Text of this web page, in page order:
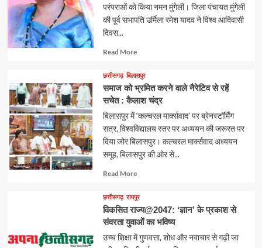
परंपराओं को किया नमन मुंगेली। जिला पंचायत मुंगेली
की पूर्व सभापति उर्मिला रमेश यादव ने विश्व आदिवासी
दिवस...
Read MoreRead
about
छत्तीसगढ़ बिलासपुर
समाज को भ्रमित करने वाले नैरेटिव से रहें
सचेत : कैलाश चंद्र
बिलासपुर में ‘कल्चरल मार्क्सवाद’ पर ब्रेनस्टॉर्मिंग
सत्र, विश्वविद्यालय स्तर पर अध्ययन की जरूरत पर
दिया जोर बिलासपुर। कल्चरल मार्क्सवाद अध्ययन
समूह, बिलासपुर की ओर से...
Read MoreRead
about
छत्तीसगढ़ रायपुर
विकसित राज्य@2047: ‘ज्ञान’ के प्रकाश से
संवरता युवाओं का भविष्य
उच्च शिक्षा में गुणवत्ता, शोध और नवाचार से गढ़ी जा